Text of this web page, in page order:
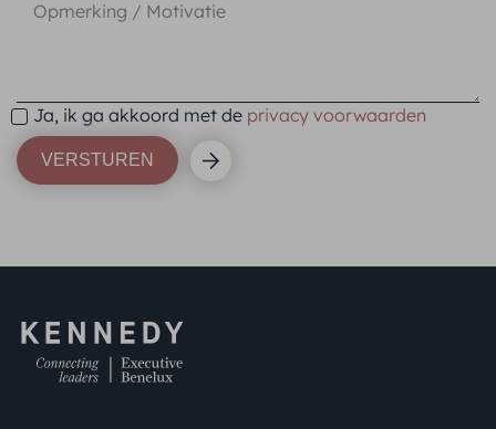
Ja, ik ga akkoord met de privacy voorwaarden
VERSTUREN